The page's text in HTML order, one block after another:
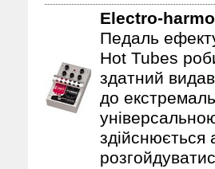
Electro-
Педаль
Hot Tubes
здатний
до